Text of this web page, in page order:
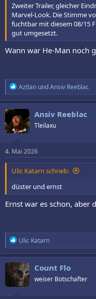
Zweiter Trailer, gleicher
Marvel-Look. Die Stimme
fuchtbar mit diesem 08/15
gut umgesetzt.
Wann war He-Man noch
R
e
a
k
t
i
o
e
n
:
Aztlan undAnsiv Reeblac
Ansiv Reeblac
Tleilaxu
4. Mai 2026
Ulic Katarn schrieb:
düster und ernst
Ernst war es schon, aber
R
e
a
k
t
i
o
Ulic Katarn
Count Flo
weiser Botschafter